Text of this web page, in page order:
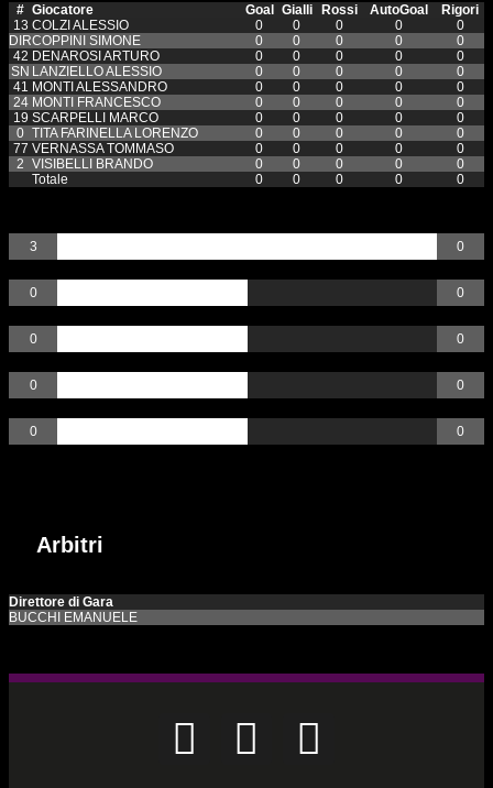
# Giocatore Goal Gialli Rossi AutoGoal
Rigori
13 COLZI ALESSIO 0 0 0 0
0
DIRCOPPINI SIMONE 0 0 0 0
0
42 DENAROSI ARTURO 0 0 0 0
0
SN LANZIELLO ALESSIO 0 0 0 0
0
41 MONTI ALESSANDRO 0 0 0 0
0
24 MONTI FRANCESCO 0 0 0 0
0
19 SCARPELLI MARCO 0 0 0 0
0
0 TITA FARINELLA LORENZO 0 0 0 0
0
77 VERNASSA TOMMASO 0 0 0 0
0
2 VISIBELLI BRANDO 0 0 0 0
0
Totale
0 0 0 0 0
3 0
0 0
0 0
0 0
0 0
Arbitri
Direttore di Gara
BUCCHI EMANUELE